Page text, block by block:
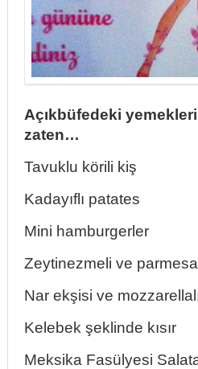
Açıkbüfedeki
zaten…
Tavuklu körili kiş
Kadayıflı patates
Mini hamburgerler
Zeytinezmeli ve
Nar ekşisi ve
Kelebek şeklinde kısır
Meksika Fasülyesi